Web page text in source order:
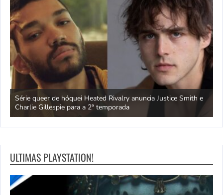
Série queer de hóquei Heated Rivalry anuncia Justice Smith e
Charlie Gillespie para a 2ª temporada
ULTIMAS PLAYSTATION!